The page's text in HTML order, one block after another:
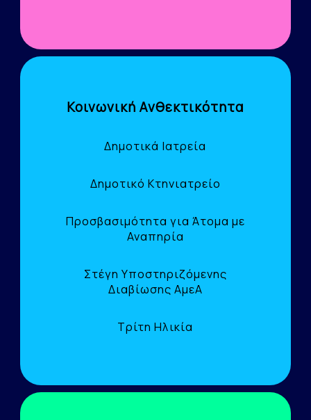
Κοινωνική Ανθεκτικότητα
Δημοτικά Ιατρεία
Δημοτικό Κτηνιατρείο
Προσβασιμότητα για Άτομα με
Αναπηρία
Στέγη Υποστηριζόμενης
Διαβίωσης ΑμεΑ
Τρίτη Ηλικία